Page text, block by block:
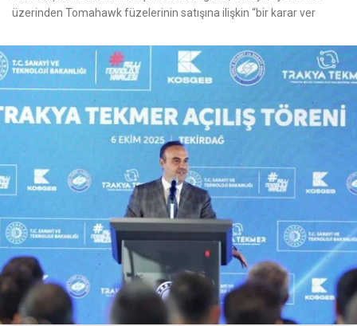
üzerinden Tomahawk füzelerinin satışına ilişkin “bir karar ver